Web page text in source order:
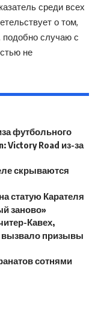
среди всех
о том,
подобно случаю с
не
футбольного
Victory Road из-за
скрываются
статую Карателя
заново»
Кавех,
призывы
сотнями